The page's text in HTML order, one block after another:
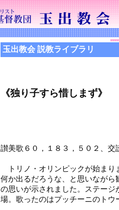
玉出教会 説教ライブラリ
《独り子すら惜しまず》
讃美歌６０，１８３，５０２、交
トリノ・オリンピックが始まり
何か出るだろうな、と思いなが
の思いが示されました。ステー
場。歌ったのはプッチーニのトウ